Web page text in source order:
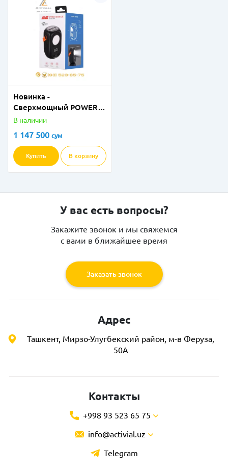
Новинка -
Сверхмощный POWER
BANK 2Е 60000mAh PD
В наличии
1 147 500 сум
Купить В корзину
У вас есть вопросы?
Закажите звонок и мы свяжемся
с вами в ближайшее время
Заказать звонок
Адрес
Ташкент, Мирзо-Улугбекский район, м-в Феруза,
50А
Контакты
+998 93 523 65 75
info@activial.uz
Telegram